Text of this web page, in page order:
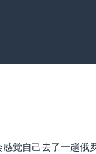
觉自己去了一趟俄